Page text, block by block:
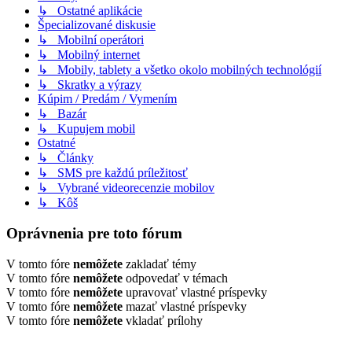
↳ Ostatné aplikácie
Špecializované diskusie
↳ Mobilní operátori
↳ Mobilný internet
↳ Mobily, tablety a všetko okolo mobilných technológií
↳ Skratky a výrazy
Kúpim / Predám / Vymením
↳ Bazár
↳ Kupujem mobil
Ostatné
↳ Články
↳ SMS pre každú príležitosť
↳ Vybrané videorecenzie mobilov
↳ Kôš
Oprávnenia pre toto fórum
V tomto fóre nemôžete zakladať témy
V tomto fóre nemôžete odpovedať v témach
V tomto fóre nemôžete upravovať vlastné príspevky
V tomto fóre nemôžete mazať vlastné príspevky
V tomto fóre nemôžete vkladať prílohy